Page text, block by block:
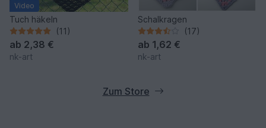
Video
Tuch häkeln
(11)
ab 2,38 €
nk-art
Schalkragen
(17)
ab 1,62 €
nk-art
Zum Store